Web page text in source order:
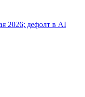
2026; дефолт в AI